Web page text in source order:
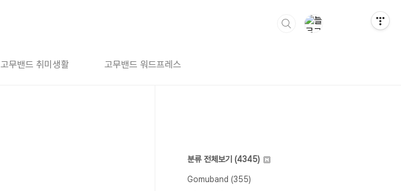
고무밴드 취미생활 고무밴드 워드프레스
분류 전체보기 (4345)
Gomuband (355)